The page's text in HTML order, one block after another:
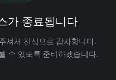
가 종료됩니다
셔서 진심으로 감사합니다.
수 있도록 준비하겠습니다.